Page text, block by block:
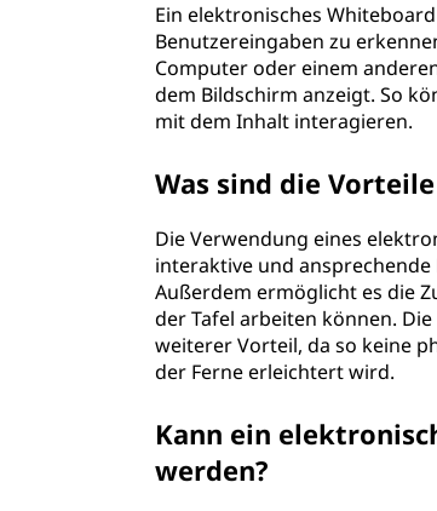
Ein elektronisches
Benutzereingaben zu
Computer oder einem
dem Bildschirm anzeigt. So
mit dem Inhalt interagieren.
Was sind die
Die Verwendung eines
interaktive und
Außerdem ermöglicht es die
der Tafel arbeiten können.
weiterer Vorteil, da so keine
der Ferne erleichtert wird.
Kann ein
werden?